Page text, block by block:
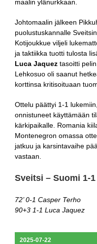
maalin ylänurkkaan.
Johtomaalin jälkeen
puolustuskannalle
Kotijoukkue viljeli
ja taktiikka tuotti tulosta
Luca Jaquez tasoitti
Lehkosuo oli saanut
korttinsa kritisoituaan
Ottelu päättyi 1-1
onnistuneet käyttämään
kärkipaikalle. Romania
Montenegron omassa
jatkuu ja karsintavaihe
vastaan.
Sveitsi – Suomi 1-1
72’ 0-1 Casper Terho
90+3 1-1 Luca Jaquez
2025-07-22